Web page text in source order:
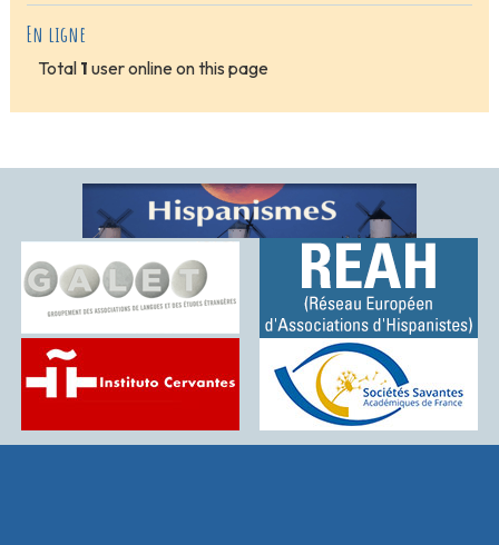
En ligne
Total 1 user online on this page